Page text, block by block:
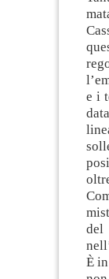
e i
È